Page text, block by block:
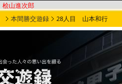
桧山進次郎
本間勝交遊録 28人目 山本和行